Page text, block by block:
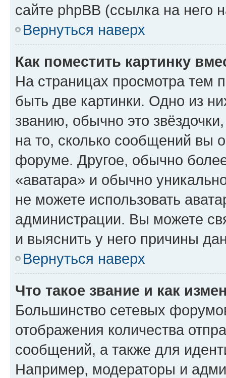
сайте phpBB (ссылка на него
Вернуться наверх
Как поместить картинку
На страницах просмотра тем
быть две картинки. Одно из
званию, обычно это
на то, сколько сообщений вы
форуме. Другое, обычно
«аватара» и обычно
не можете использовать
администрации. Вы можете
и выяснить у него причины
Вернуться наверх
Что такое звание и как
Большинство сетевых
отображения количества
сообщений, а также для
Например, модераторы и